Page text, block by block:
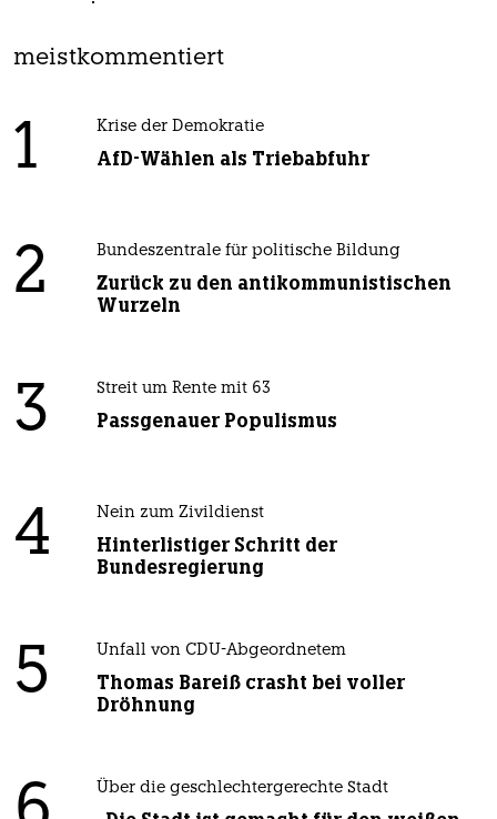
meistkommentiert
1 Krise der Demokratie
AfD-Wählen als Triebabfuhr
2 Bundeszentrale für politische Bildung
Zurück zu den antikommunistischen
Wurzeln
3 Streit um Rente mit 63
Passgenauer Populismus
4 Nein zum Zivildienst
Hinterlistiger Schritt der
Bundesregierung
5 Unfall von CDU-Abgeordnetem
Thomas Bareiß crasht bei voller
Dröhnung
Über die geschlechtergerechte Stadt